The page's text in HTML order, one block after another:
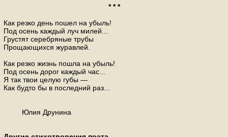
Рейтинг русских поэтов
Рейтинг стихотворений
* * *
Как резко день пошел на убыль!
Под осень каждый луч милей...
Грустят серебряные трубы
Прощающихся журавлей.
Как резко жизнь пошла на убыль!
Под осень дорог каждый час...
Я так твои целую губы —
Как будто бы в последний раз...
Юлия Друнина